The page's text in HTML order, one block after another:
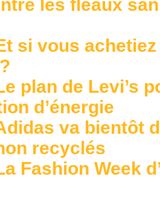
les fléaux
si vous
plan de Levi’s
d’énergie
va bientôt
recyclés
Fashion Week